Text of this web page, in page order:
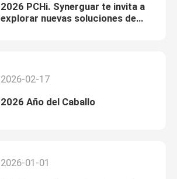
2026 PCHi. Synerguar te invita a
explorar nuevas soluciones de
2026-02-17
2026 Año del Caballo
2026-01-01